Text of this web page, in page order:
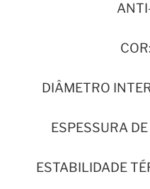
DIÂMETRO
ESPESSURA
ESTABILIDADE